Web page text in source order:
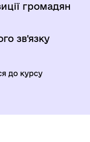
громадян
зв'язку
до курсу